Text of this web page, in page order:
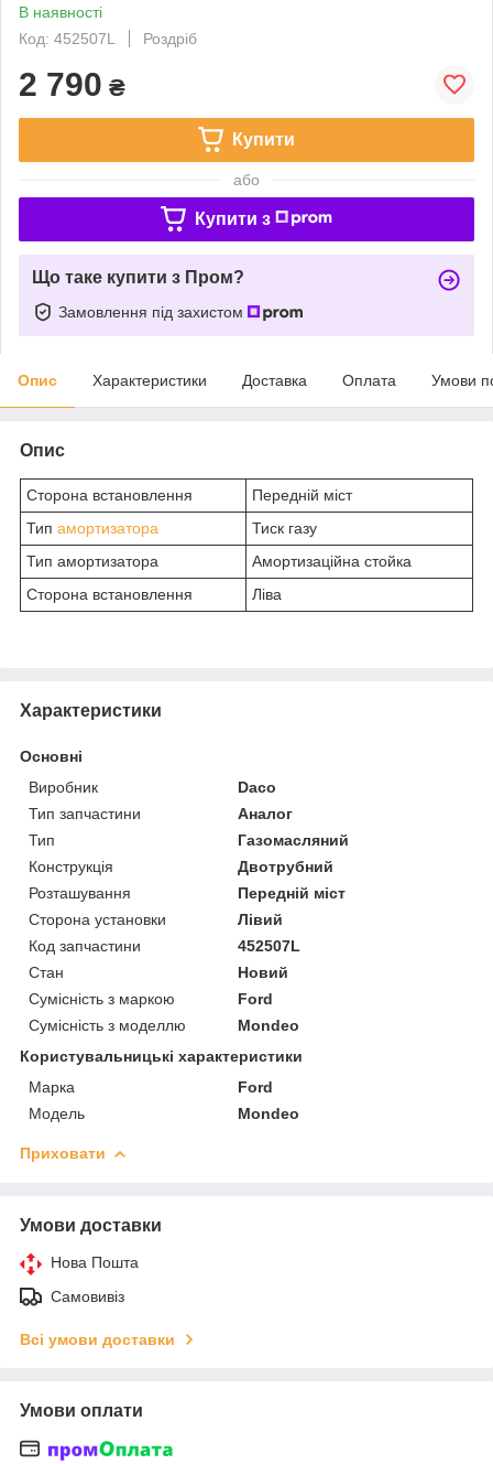
В наявності
Код: 452507L
Роздріб
2 790 ₴
Купити
або
Купити з
Що таке купити з Пром?
Замовлення під захистом
Опис Характеристики Доставка Оплата Умови
Опис
Сторона встановлення
Передній міст
Тип амортизатора
Тиск газу
Тип амортизатора
Амортизаційна стойка
Сторона встановлення
Ліва
Характеристики
Основні
Виробник
Daco
Тип запчастини
Аналог
Тип
Газомасляний
Конструкція
Двотрубний
Розташування
Передній міст
Сторона установки
Лівий
Код запчастини
452507L
Стан
Новий
Сумісність з маркою
Ford
Сумісність з моделлю
Mondeo
Користувальницькі характеристики
Марка
Ford
Модель
Mondeo
Приховати
Умови доставки
Нова Пошта
Самовивіз
Всі умови доставки
Умови оплати